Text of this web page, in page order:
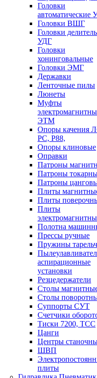
Головки
автоматические
Головки ВШГ
Головки
УДГ
Головки
хонинговальные
Головки ЭМГ
Державки
Ленточные пилы
Люнеты
Муфты
ЭТМ
Опоры качения
РС, Р88,
Опоры клиновые
Оправки
Патроны
Патроны
Патроны
Плиты
Плиты
Плиты
Полотна
Прессы ручные
Пружины
аспирационные
установки
Резцедержатели
Столы
Столы
Суппорты СУТ
Счетчики
Тиски 7200, ТСС
Цанги
Центры
ШВП
плиты